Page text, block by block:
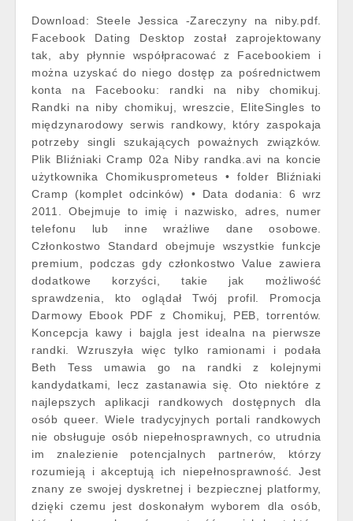
Download: Steele Jessica -Zareczyny na niby.pdf.
Facebook Dating Desktop został zaprojektowany
tak, aby płynnie współpracować z Facebookiem i
można uzyskać do niego dostęp za pośrednictwem
konta na Facebooku: randki na niby chomikuj.
Randki na niby chomikuj, wreszcie, EliteSingles to
międzynarodowy serwis randkowy, który zaspokaja
potrzeby singli szukających poważnych związków.
Plik Bliźniaki Cramp 02a Niby randka.avi na koncie
użytkownika Chomikusprometeus • folder Bliźniaki
Cramp (komplet odcinków) • Data dodania: 6 wrz
2011. Obejmuje to imię i nazwisko, adres, numer
telefonu lub inne wrażliwe dane osobowe.
Członkostwo Standard obejmuje wszystkie funkcje
premium, podczas gdy członkostwo Value zawiera
dodatkowe korzyści, takie jak możliwość
sprawdzenia, kto oglądał Twój profil. Promocja
Darmowy Ebook PDF z Chomikuj, PEB, torrentów.
Koncepcja kawy i bajgla jest idealna na pierwsze
randki. Wzruszyła więc tylko ramionami i podała
Beth Tess umawia go na randki z kolejnymi
kandydatkami, lecz zastanawia się. Oto niektóre z
najlepszych aplikacji randkowych dostępnych dla
osób queer. Wiele tradycyjnych portali randkowych
nie obsługuje osób niepełnosprawnych, co utrudnia
im znalezienie potencjalnych partnerów, którzy
rozumieją i akceptują ich niepełnosprawność. Jest
znany ze swojej dyskretnej i bezpiecznej platformy,
dzięki czemu jest doskonałym wyborem dla osób,